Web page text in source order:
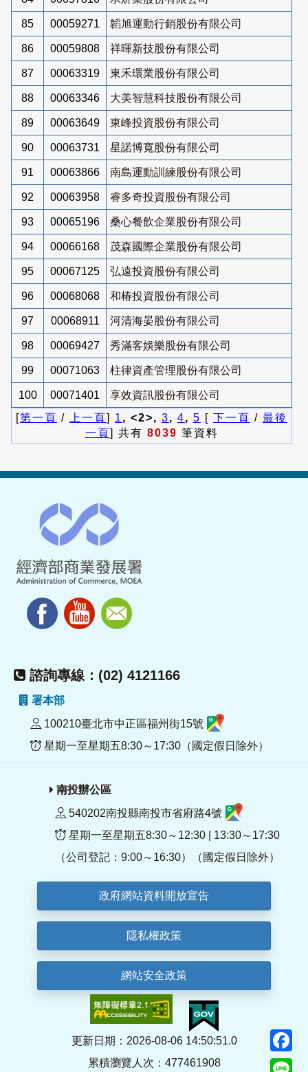
85 00059271 韜旭運動行銷股份有限公司
86 00059808 祥暉新技股份有限公司
87 00063319 東禾環業股份有限公司
88 00063346 大美智慧科技股份有限公司
89 00063649 東峰投資股份有限公司
90 00063731 星諾博寬股份有限公司
91 00063866 南島運動訓練股份有限公司
92 00063958 睿多奇投資股份有限公司
93 00065196 桑心餐飲企業股份有限公司
94 00066168 茂森國際企業股份有限公司
95 00067125 弘遠投資股份有限公司
96 00068068 和椿投資股份有限公司
97 00068911 河清海晏股份有限公司
98 00069427 秀滿客娛樂股份有限公司
99 00071063 柱律資產管理股份有限公司
100 00071401
享效資訊股份有限公司
[第一頁 / 上一頁] 1 , <2>, 3, 4, 5 [ 下一頁 / 最後
一頁] 共有 8039 筆資料
諮詢專線：(02) 4121166
署本部
100210臺北市中正區福州街15號
星期一至星期五8:30～17:30（國定假日除外）
南投辦公區
540202南投縣南投市省府路4號
星期一至星期五8:30～12:30 | 13:30～17:30
（公司登記：9:00～16:30）（國定假日除外）
政府網站資料開放宣告
隱私權政策
網站安全政策
更新日期：2026-08-06 14:50:51.0
累積瀏覽人次：477461908